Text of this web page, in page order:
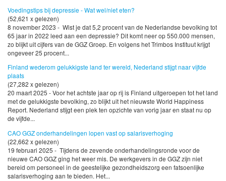
Voedingstips bij depressie - Wat wel/niet eten?
(52,621 x gelezen)
8 november 2023 - Wist je dat 5,2 procent van de Nederlandse bevolking tot
65 jaar in 2022 leed aan een depressie? Dit komt neer op 550.000 mensen,
zo blijkt uit cijfers van de GGZ Groep. En volgens het Trimbos Instituut krijgt
ongeveer 25 procent...
Finland wederom gelukkigste land ter wereld, Nederland stijgt naar vijfde
plaats
(27,282 x gelezen)
20 maart 2025 - Voor het achtste jaar op rij is Finland uitgeroepen tot het land
met de gelukkigste bevolking, zo blijkt uit het nieuwste World Happiness
Report. Nederland stijgt een plek ten opzichte van vorig jaar en staat nu op
de vijfde...
CAO GGZ onderhandelingen lopen vast op salarisverhoging
(22,662 x gelezen)
19 februari 2025 - Tijdens de zevende onderhandelingsronde voor de
nieuwe CAO GGZ ging het weer mis. De werkgevers in de GGZ zijn niet
bereid om personeel in de geestelijke gezondheidszorg een fatsoenlijke
salarisverhoging aan te bieden. Het...